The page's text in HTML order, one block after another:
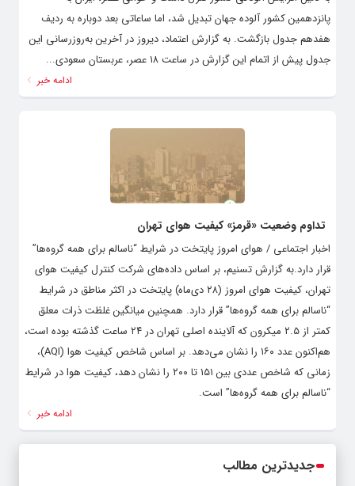
پانزدهمین کشور آلوده جهان تبدیل شد، اما ساعاتی بعد دوباره به ردیف
هفدهم جدول بازگشت. به گزارش اعتماد، دیروز در آخرین به‌روزرسانی این
جدول پیش از اتمام این گزارش در ساعت ۱۸ عصر، عربستان سعودی...
ادامه خبر
تداوم وضعیت «قرمز» کیفیت هوای تهران
اخبار اجتماعی / هوای امروز پایتخت در شرایط “ناسالم برای همه گروه‌ها”
قرار دارد.به گزارش تسنیم، بر اساس داده‌های شرکت کنترل کیفیت هوای
تهران، کیفیت هوای امروز (۲۸ دی‌ماه) پایتخت در اکثر مناطق در شرایط
“ناسالم برای همه گروه‌ها” قرار دارد. همچنین میانگین غلظت ذرات معلق
کمتر از ۲.۵ میکرون که آلاینده اصلی تهران در ۲۴ ساعت گذشته بوده است،
هم‌اکنون عدد ۱۶۰ را نشان می‌دهد. بر اساس شاخص کیفیت هوا (AQI)،
زمانی که شاخص عددی بین ۱۵۱ تا ۲۰۰ را نشان دهد، کیفیت هوا در شرایط
“ناسالم برای همه گروه‌ها” است.
ادامه خبر
جدیدترین مطالب